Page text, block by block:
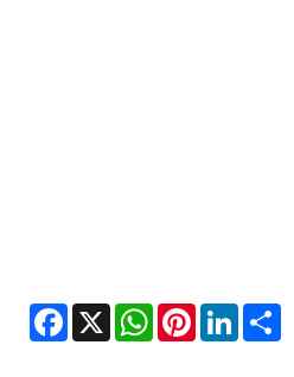
Facebook
X WhatsAppPinterestLinkedIn